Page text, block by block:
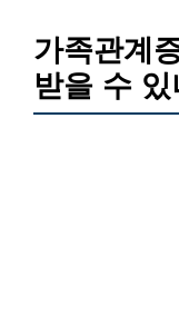
가족관계
받을 수